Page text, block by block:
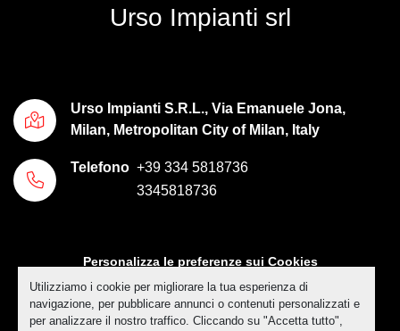
Utilizziamo i cookie per migliorare la tua esperienza di
navigazione, per pubblicare annunci o contenuti personalizzati e
per analizzare il nostro traffico. Cliccando su "Accetta tutto",
Urso Impianti srl
Urso Impianti S.R.L., Via Emanuele Jona,
Milan, Metropolitan City of Milan, Italy
Telefono +39 334 5818736
3345818736
Personalizza le preferenze sui Cookies
Machinio Systemsito web diMachinio